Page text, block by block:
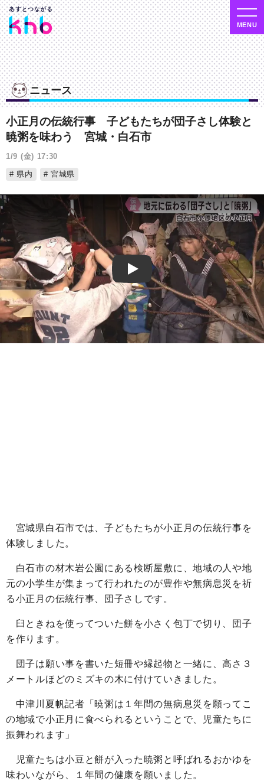
ニュース
小正月の伝統行事 子どもたちが団子さし体験と
暁粥を味わう 宮城・白石市
1/9 (金) 17:30
県内
宮城県
Play
宮城県白石市では、子どもたちが小正月の伝統行事を
体験しました。
白石市の材木岩公園にある検断屋敷に、地域の人や地
元の小学生が集まって行われたのが豊作や無病息災を祈
る小正月の伝統行事、団子さしです。
臼ときねを使ってついた餅を小さく包丁で切り、団子
を作ります。
団子は願い事を書いた短冊や縁起物と一緒に、高さ３
メートルほどのミズキの木に付けていきました。
中津川夏帆記者「暁粥は１年間の無病息災を願ってこ
の地域で小正月に食べられるということで、児童たちに
振舞われます」
児童たちは小豆と餅が入った暁粥と呼ばれるおかゆを
味わいながら、１年間の健康を願いました。